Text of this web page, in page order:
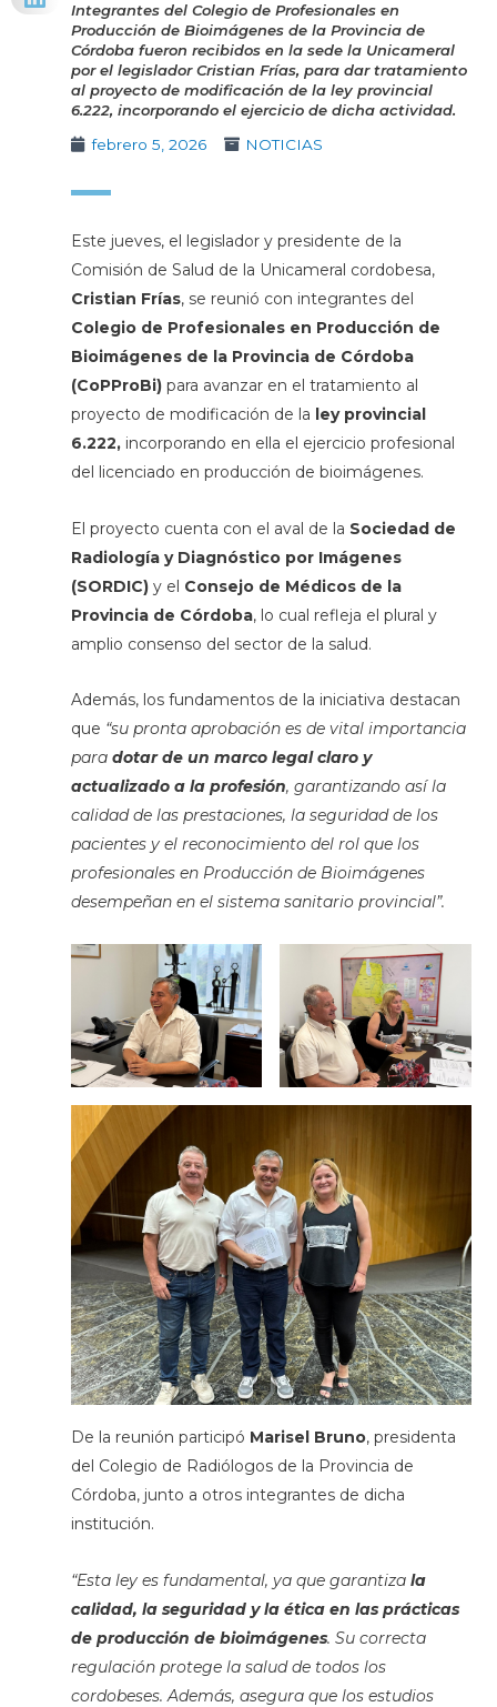
Integrantes del Colegio de Profesionales en
Producción de Bioimágenes de la Provincia de
Córdoba fueron recibidos en la sede la Unicameral
por el legislador Cristian Frías, para dar tratamiento
al proyecto de modificación de la ley provincial
6.222, incorporando el ejercicio de dicha actividad.
febrero 5, 2026
NOTICIAS
Este jueves, el legislador y presidente de la
Comisión de Salud de la Unicameral cordobesa,
Cristian Frías, se reunió con integrantes del
Colegio de Profesionales en Producción de
Bioimágenes de la Provincia de Córdoba
(CoPProBi) para avanzar en el tratamiento al
proyecto de modificación de la ley provincial
6.222,incorporando en ella el ejercicio profesional
del licenciado en producción de bioimágenes.
El proyecto cuenta con el aval de la Sociedad de
Radiología y Diagnóstico por Imágenes
(SORDIC) y el Consejo de Médicos de la
Provincia de Córdoba, lo cual refleja el plural y
amplio consenso del sector de la salud.
Además, los fundamentos de la iniciativa destacan
que “su pronta aprobación es de vital importancia
para dotar de un marco legal claro y
actualizado a la profesión, garantizando así la
calidad de las prestaciones, la seguridad de los
pacientes y el reconocimiento del rol que los
profesionales en Producción de Bioimágenes
desempeñan en el sistema sanitario provincial”.
De la reunión participó Marisel Bruno, presidenta
del Colegio de Radiólogos de la Provincia de
Córdoba, junto a otros integrantes de dicha
institución.
“Esta ley es fundamental, ya que garantiza la
calidad, la seguridad y la ética en las prácticas
de producción de bioimágenes. Su correcta
regulación protege la salud de todos los
cordobeses. Además, asegura que los estudios